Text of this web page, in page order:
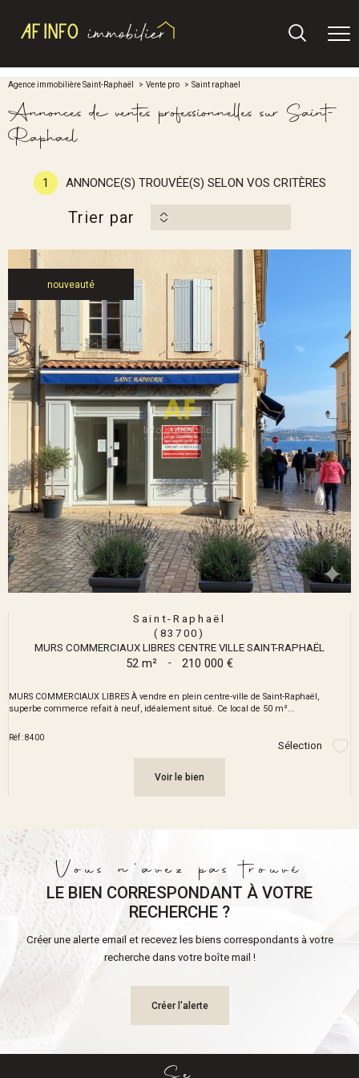
Agence immobilière Saint-Raphaël Vente pro Saint raphael
Annonces de ventes professionnelles sur Saint-
Raphael
1 ANNONCE(S) TROUVÉE(S) SELON VOS CRITÈRES
Trier par
nouveauté
Saint-Raphaël
(83700)
MURS COMMERCIAUX LIBRES CENTRE VILLE SAINT-RAPHAËL
52 m² - 210 000 €
MURS COMMERCIAUX LIBRES À vendre en plein centre-ville de Saint-Raphaël,
superbe commerce refait à neuf, idéalement situé. Ce local de 50 m²...
Réf : 8400
Sélection
Voir le bien
Vous n'avez pas trouvé
LE BIEN CORRESPONDANT À VOTRE
RECHERCHE ?
Créer une alerte email et recevez les biens correspondants à votre
recherche dans votre boîte mail !
Créer l'alerte